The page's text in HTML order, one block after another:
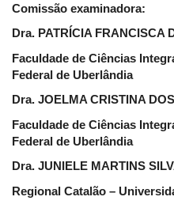
Comissão examinadora:
Dra. PATRÍCIA FRANCISCA
Faculdade de Ciências
Federal de Uberlândia
Dra. JOELMA CRISTINA
Faculdade de Ciências
Federal de Uberlândia
Dra. JUNIELE MARTINS
Regional Catalão –